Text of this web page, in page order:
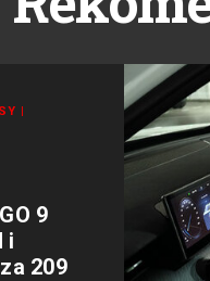
|
9
i
209